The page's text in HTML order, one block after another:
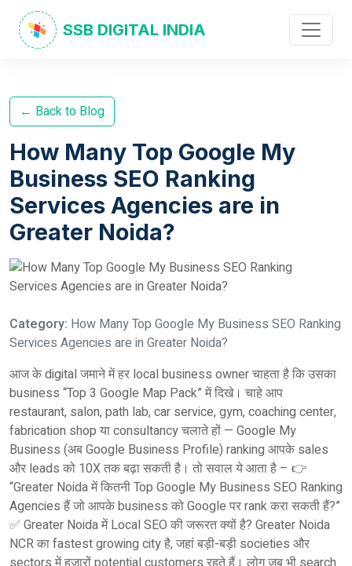
SSB DIGITAL INDIA
← Back to Blog
How Many Top Google My
Business SEO Ranking
Services Agencies are in
Greater Noida?
Category: How Many Top Google My Business SEO Ranking
Services Agencies are in Greater Noida?
आज के digital जमाने में हर local business owner चाहता है कि उसका
business “Top 3 Google Map Pack” में दिखे। चाहे आप
restaurant, salon, path lab, car service, gym, coaching center,
fabrication shop या consultancy चलाते हों — Google My
Business (अब Google Business Profile) ranking आपके sales
और leads को 10X तक बढ़ा सकती है। तो सवाल ये आता है – 👉
“Greater Noida में कितनी Top Google My Business SEO Ranking
Agencies हैं जो आपके business को Google पर rank करा सकती हैं?”
✅ Greater Noida में Local SEO की जरूरत क्यों है? Greater Noida
NCR का fastest growing city है, जहां बड़ी-बड़ी societies और